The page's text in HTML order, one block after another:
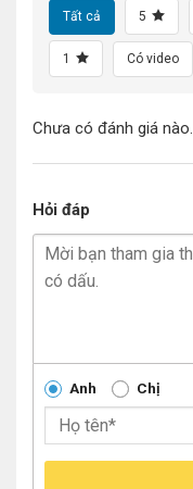
Tất cả 5
1 Có video
Chưa có đánh giá nào.
Hỏi đáp
Anh Chị